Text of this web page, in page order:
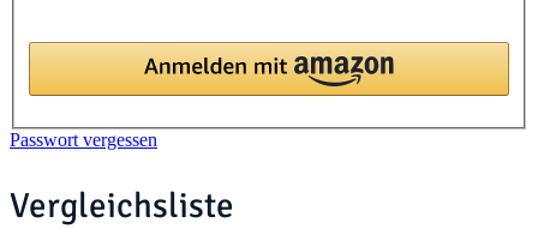
Passwort vergessen
Vergleichsliste